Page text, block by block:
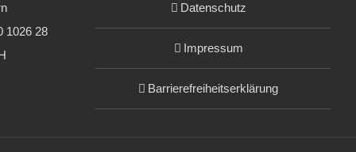
1026 28
Datenschutz
Impressum
Barrierefreiheitserklärung